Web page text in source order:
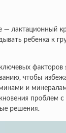
— лактационный
ребенка к
факторов
чтобы
и
проблем
решения.